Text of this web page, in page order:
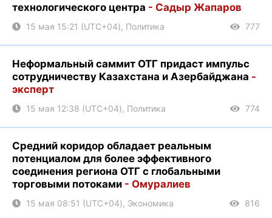
технологического центра - Садыр Жапаров
15 мая 15:21 (UTC+04), Политика 777
Неформальный саммит ОТГ придаст импульс
сотрудничеству Казахстана и Азербайджана -
эксперт
15 мая 12:38 (UTC+04), Политика 774
Средний коридор обладает реальным
потенциалом для более эффективного
соединения региона ОТГ с глобальными
торговыми потоками - Омуралиев
15 мая 08:51 (UTC+04), Экономика 816